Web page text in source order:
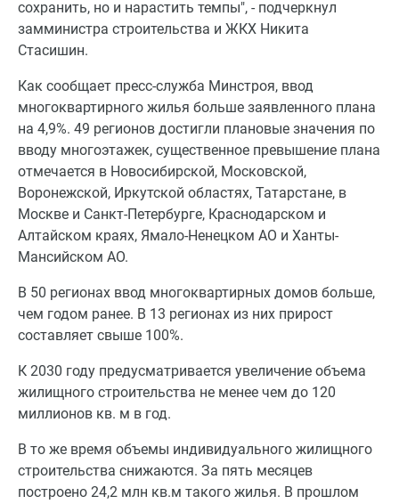
сохранить, но и нарастить темпы", - подчеркнул
замминистра строительства и ЖКХ Никита
Стасишин.
Как сообщает пресс-служба Минстроя, ввод
многоквартирного жилья больше заявленного плана
на 4,9%. 49 регионов достигли плановые значения по
вводу многоэтажек, существенное превышение плана
отмечается в Новосибирской, Московской,
Воронежской, Иркутской областях, Татарстане, в
Москве и Санкт-Петербурге, Краснодарском и
Алтайском краях, Ямало-Ненецком АО и Ханты-
Мансийском АО.
В 50 регионах ввод многоквартирных домов больше,
чем годом ранее. В 13 регионах из них прирост
составляет свыше 100%.
К 2030 году предусматривается увеличение объема
жилищного строительства не менее чем до 120
миллионов кв. м в год.
В то же время объемы индивидуального жилищного
строительства снижаются. За пять месяцев
построено 24,2 млн кв.м такого жилья. В прошлом